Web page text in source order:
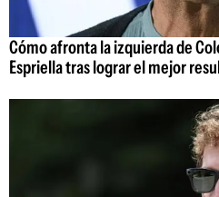
Cómo afronta la izquierda de
Espriella tras lograr el mejor